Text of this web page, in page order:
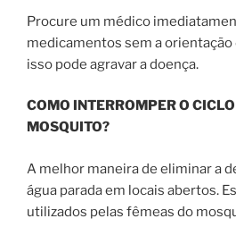
Procure um médico
medicamentos sem a
isso pode agravar a doença.
COMO INTERROMPER O
MOSQUITO?
A melhor maneira de eliminar a
água parada em locais abertos.
utilizados pelas fêmeas do